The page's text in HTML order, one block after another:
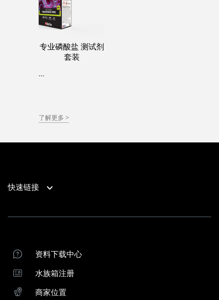
专业磷酸盐 测试剂
套装
...
了解更多 >
快速链接
联系我们
红海水族箱注册
下载ReefBeat应用程序
向导
资料下载中心
水族箱注册
商家位置